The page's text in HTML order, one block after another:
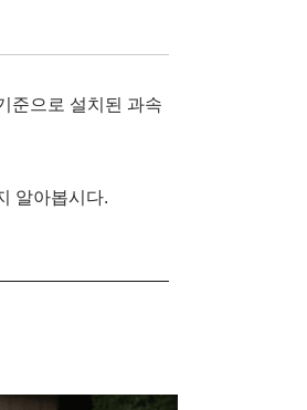
준으로 설치된 과속
알아봅시다.